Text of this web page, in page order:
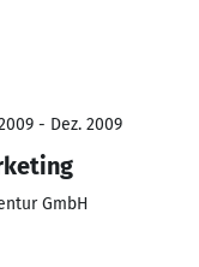
- Dez. 2009
GmbH